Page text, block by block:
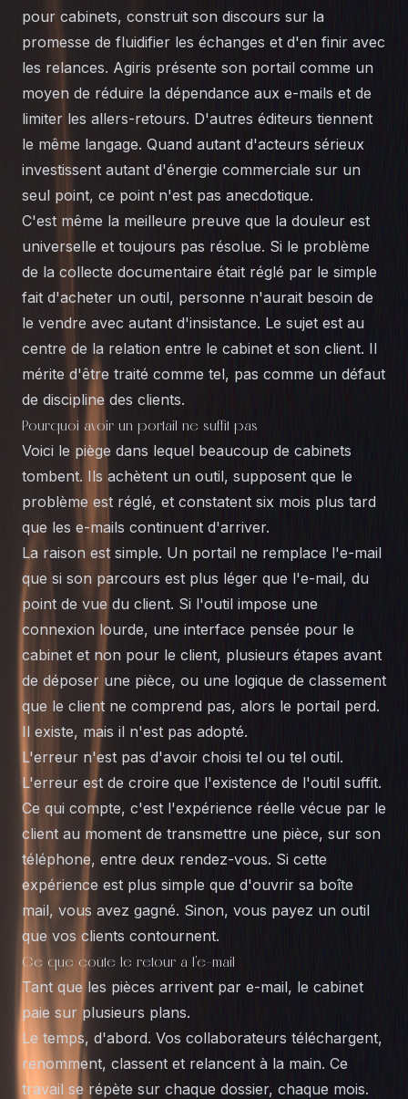
pour cabinets, construit son discours sur la
promesse de fluidifier les échanges et d'en finir avec
les relances. Agiris présente son portail comme un
moyen de réduire la dépendance aux e-mails et de
limiter les allers-retours. D'autres éditeurs tiennent
le même langage. Quand autant d'acteurs sérieux
investissent autant d'énergie commerciale sur un
seul point, ce point n'est pas anecdotique.
C'est même la meilleure preuve que la douleur est
universelle et toujours pas résolue. Si le problème
de la collecte documentaire était réglé par le simple
fait d'acheter un outil, personne n'aurait besoin de
le vendre avec autant d'insistance. Le sujet est au
centre de la relation entre le cabinet et son client. Il
mérite d'être traité comme tel, pas comme un défaut
de discipline des clients.
Pourquoi avoir un portail ne suffit pas
Voici le piège dans lequel beaucoup de cabinets
tombent. Ils achètent un outil, supposent que le
problème est réglé, et constatent six mois plus tard
que les e-mails continuent d'arriver.
La raison est simple. Un portail ne remplace l'e-mail
que si son parcours est plus léger que l'e-mail, du
point de vue du client. Si l'outil impose une
connexion lourde, une interface pensée pour le
cabinet et non pour le client, plusieurs étapes avant
de déposer une pièce, ou une logique de classement
que le client ne comprend pas, alors le portail perd.
Il existe, mais il n'est pas adopté.
L'erreur n'est pas d'avoir choisi tel ou tel outil.
L'erreur est de croire que l'existence de l'outil suffit.
Ce qui compte, c'est l'expérience réelle vécue par le
client au moment de transmettre une pièce, sur son
téléphone, entre deux rendez-vous. Si cette
expérience est plus simple que d'ouvrir sa boîte
mail, vous avez gagné. Sinon, vous payez un outil
que vos clients contournent.
Ce que coûte le retour à l'e-mail
Tant que les pièces arrivent par e-mail, le cabinet
paie sur plusieurs plans.
Le temps, d'abord. Vos collaborateurs téléchargent,
renomment, classent et relancent à la main. Ce
travail se répète sur chaque dossier, chaque mois.